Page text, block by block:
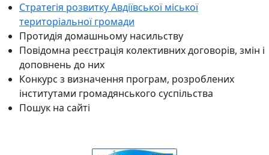
Стратегія розвитку Авдіївської міської
територіальної громади
Протидія домашньому насильству
Повідомна реєстрація колективних договорів, змін і
доповнень до них
Конкурс з визначення програм, розроблених
інститутами громадянського суспільства
Пошук на сайті